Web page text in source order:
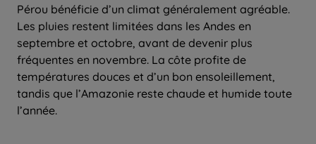
Pérou bénéficie d’un climat généralement agréable.
Les pluies restent limitées dans les Andes en
septembre et octobre, avant de devenir plus
fréquentes en novembre. La côte profite de
températures douces et d’un bon ensoleillement,
tandis que l’Amazonie reste chaude et humide toute
l’année.